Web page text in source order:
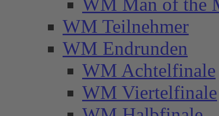
WM Teilnehmer
WM Endrunden
WM Achtelfinale
WM Viertelfinale